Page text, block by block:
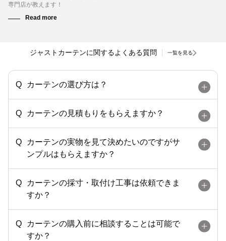
専門店が教えます！
ジャストカーテンに関するよくある質問 一覧を見る
カーテンの選び方は？
カーテンの見積もりをもらえますか？
カーテンの実物を見て決めたいのですがサ
ンプルはもらえますか？
カーテンの採寸・取付け工事は依頼できま
すか？
カーテンの購入前に相談することは可能で
すか？